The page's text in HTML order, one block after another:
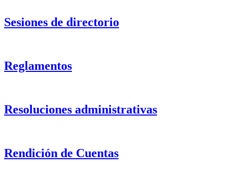
Sesiones de directorio
Reglamentos
Resoluciones administrativas
Rendición de Cuentas